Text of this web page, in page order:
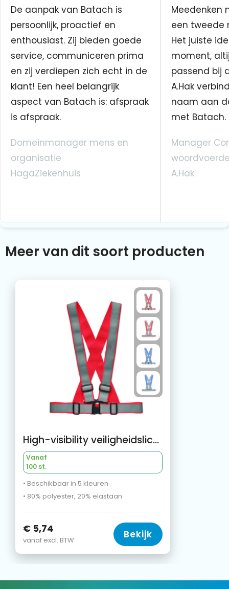
De aanpak van Batach is
persoonlijk, proactief en
enthousiast. Zij bieden goede
service, communiceren prima
en zij verdiepen zich echt in de
klant! Een heel belangrijk
aspect van Batach is: afspraak
is afspraak.
Domeinmanager mens en
organisatie
HagaZiekenhuis
Meedenken
een tweede
Het juiste
moment,
passend bij
A.Hak
naam aan
met Batach.
Manager
A.Hak
Meer van dit soort producten
High-visibility veiligheidslichaamsriem EN17353
Vanaf
100 st.
• Beschikbaar in 5 kleuren
• 80% polyester, 20% elastaan
€ 5,74
vanaf excl. BTW Bekijk